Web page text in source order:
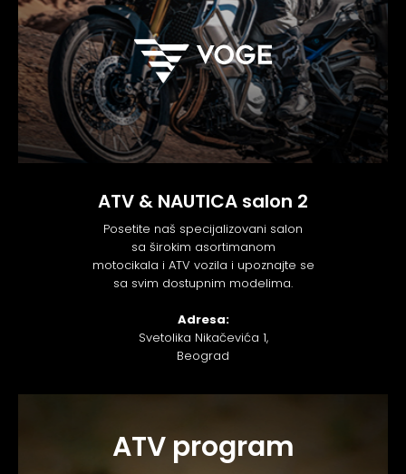
ATV & NAUTICA salon 2
Posetite naš specijalizovani salon
sa širokim asortimanom
motocikala i ATV vozila i upoznajte se
sa svim dostupnim modelima.
Adresa:
Svetolika Nikačevića 1,
Beograd
ATV program